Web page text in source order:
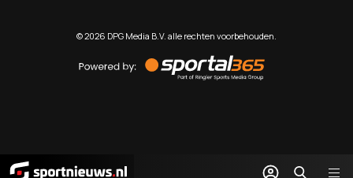
©2026 DPG Media B.V. alle rechten voorbehouden.
by
Sportal365